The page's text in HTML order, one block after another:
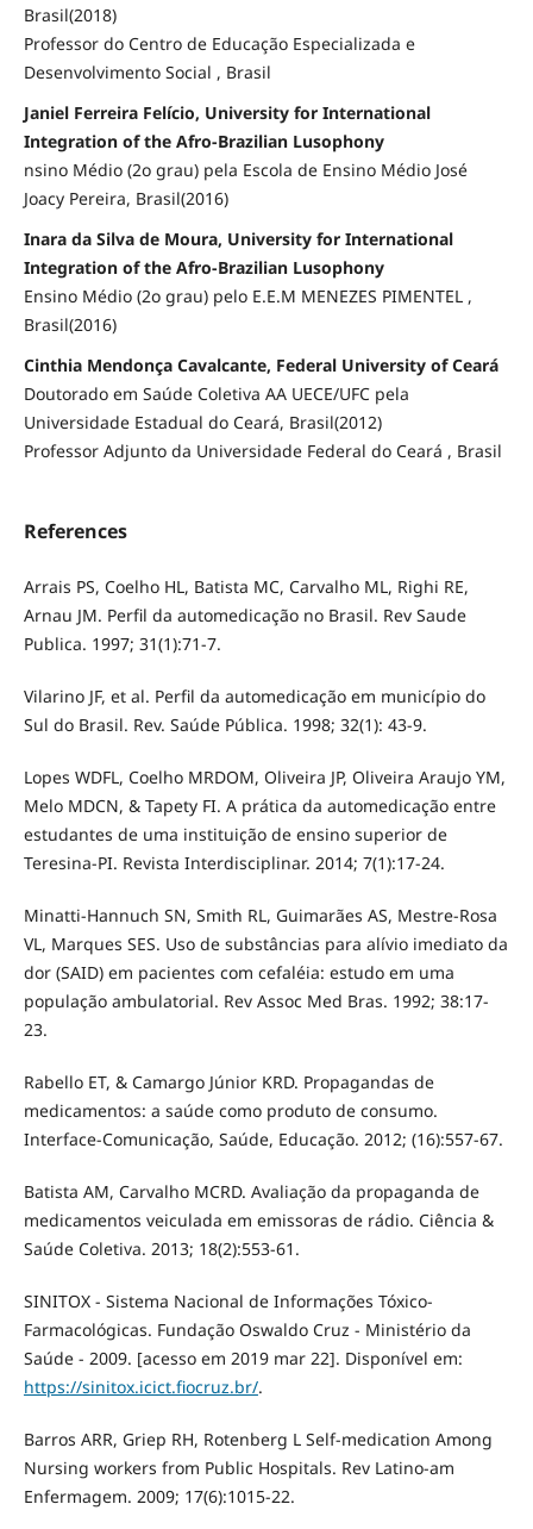
Brasil(2018)
Professor do Centro de Educação Especializada e
Desenvolvimento Social , Brasil
Janiel Ferreira Felício, University for International
Integration of the Afro-Brazilian Lusophony
nsino Médio (2o grau) pela Escola de Ensino Médio José
Joacy Pereira, Brasil(2016)
Inara da Silva de Moura, University for International
Integration of the Afro-Brazilian Lusophony
Ensino Médio (2o grau) pelo E.E.M MENEZES PIMENTEL ,
Brasil(2016)
Cinthia Mendonça Cavalcante, Federal University of Ceará
Doutorado em Saúde Coletiva AA UECE/UFC pela
Universidade Estadual do Ceará, Brasil(2012)
Professor Adjunto da Universidade Federal do Ceará , Brasil
References
Arrais PS, Coelho HL, Batista MC, Carvalho ML, Righi RE,
Arnau JM. Perfil da automedicação no Brasil. Rev Saude
Publica. 1997; 31(1):71-7.
Vilarino JF, et al. Perfil da automedicação em município do
Sul do Brasil. Rev. Saúde Pública. 1998; 32(1): 43-9.
Lopes WDFL, Coelho MRDOM, Oliveira JP, Oliveira Araujo YM,
Melo MDCN, & Tapety FI. A prática da automedicação entre
estudantes de uma instituição de ensino superior de
Teresina-PI. Revista Interdisciplinar. 2014; 7(1):17-24.
Minatti-Hannuch SN, Smith RL, Guimarães AS, Mestre-Rosa
VL, Marques SES. Uso de substâncias para alívio imediato da
dor (SAID) em pacientes com cefaléia: estudo em uma
população ambulatorial. Rev Assoc Med Bras. 1992; 38:17-
23.
Rabello ET, & Camargo Júnior KRD. Propagandas de
medicamentos: a saúde como produto de consumo.
Interface-Comunicação, Saúde, Educação. 2012; (16):557-67.
Batista AM, Carvalho MCRD. Avaliação da propaganda de
medicamentos veiculada em emissoras de rádio. Ciência &
Saúde Coletiva. 2013; 18(2):553-61.
SINITOX - Sistema Nacional de Informações Tóxico-
Farmacológicas. Fundação Oswaldo Cruz - Ministério da
Saúde - 2009. [acesso em 2019 mar 22]. Disponível em:
https://sinitox.icict.fiocruz.br/.
Barros ARR, Griep RH, Rotenberg L Self-medication Among
Nursing workers from Public Hospitals. Rev Latino-am
Enfermagem. 2009; 17(6):1015-22.